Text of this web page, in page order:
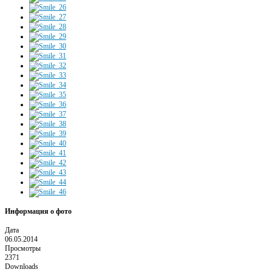
Информация о фото
Дата
06.05.2014
Просмотры
2371
Downloads